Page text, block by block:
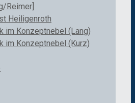
Reimer]
Heiligenroth
im Konzeptnebel (Lang)
im Konzeptnebel (Kurz)